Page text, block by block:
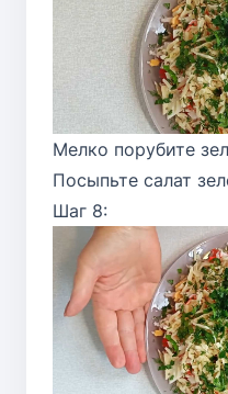
Мелко порубите
Посыпьте салат
Шаг 8: